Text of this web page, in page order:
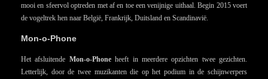
mooi en sfeervol optreden met af en toe een venijnige uithaal. Begin 2015 voert
de vogeltrek hen naar België, Frankrijk, Duitsland en Scandinavië.
Mon-o-Phone
Het afsluitende Mon-o-Phoneheeft in meerdere opzichten twee gezichten.
Letterlijk, door de twee muzikanten die op het podium in de schijnwerpers